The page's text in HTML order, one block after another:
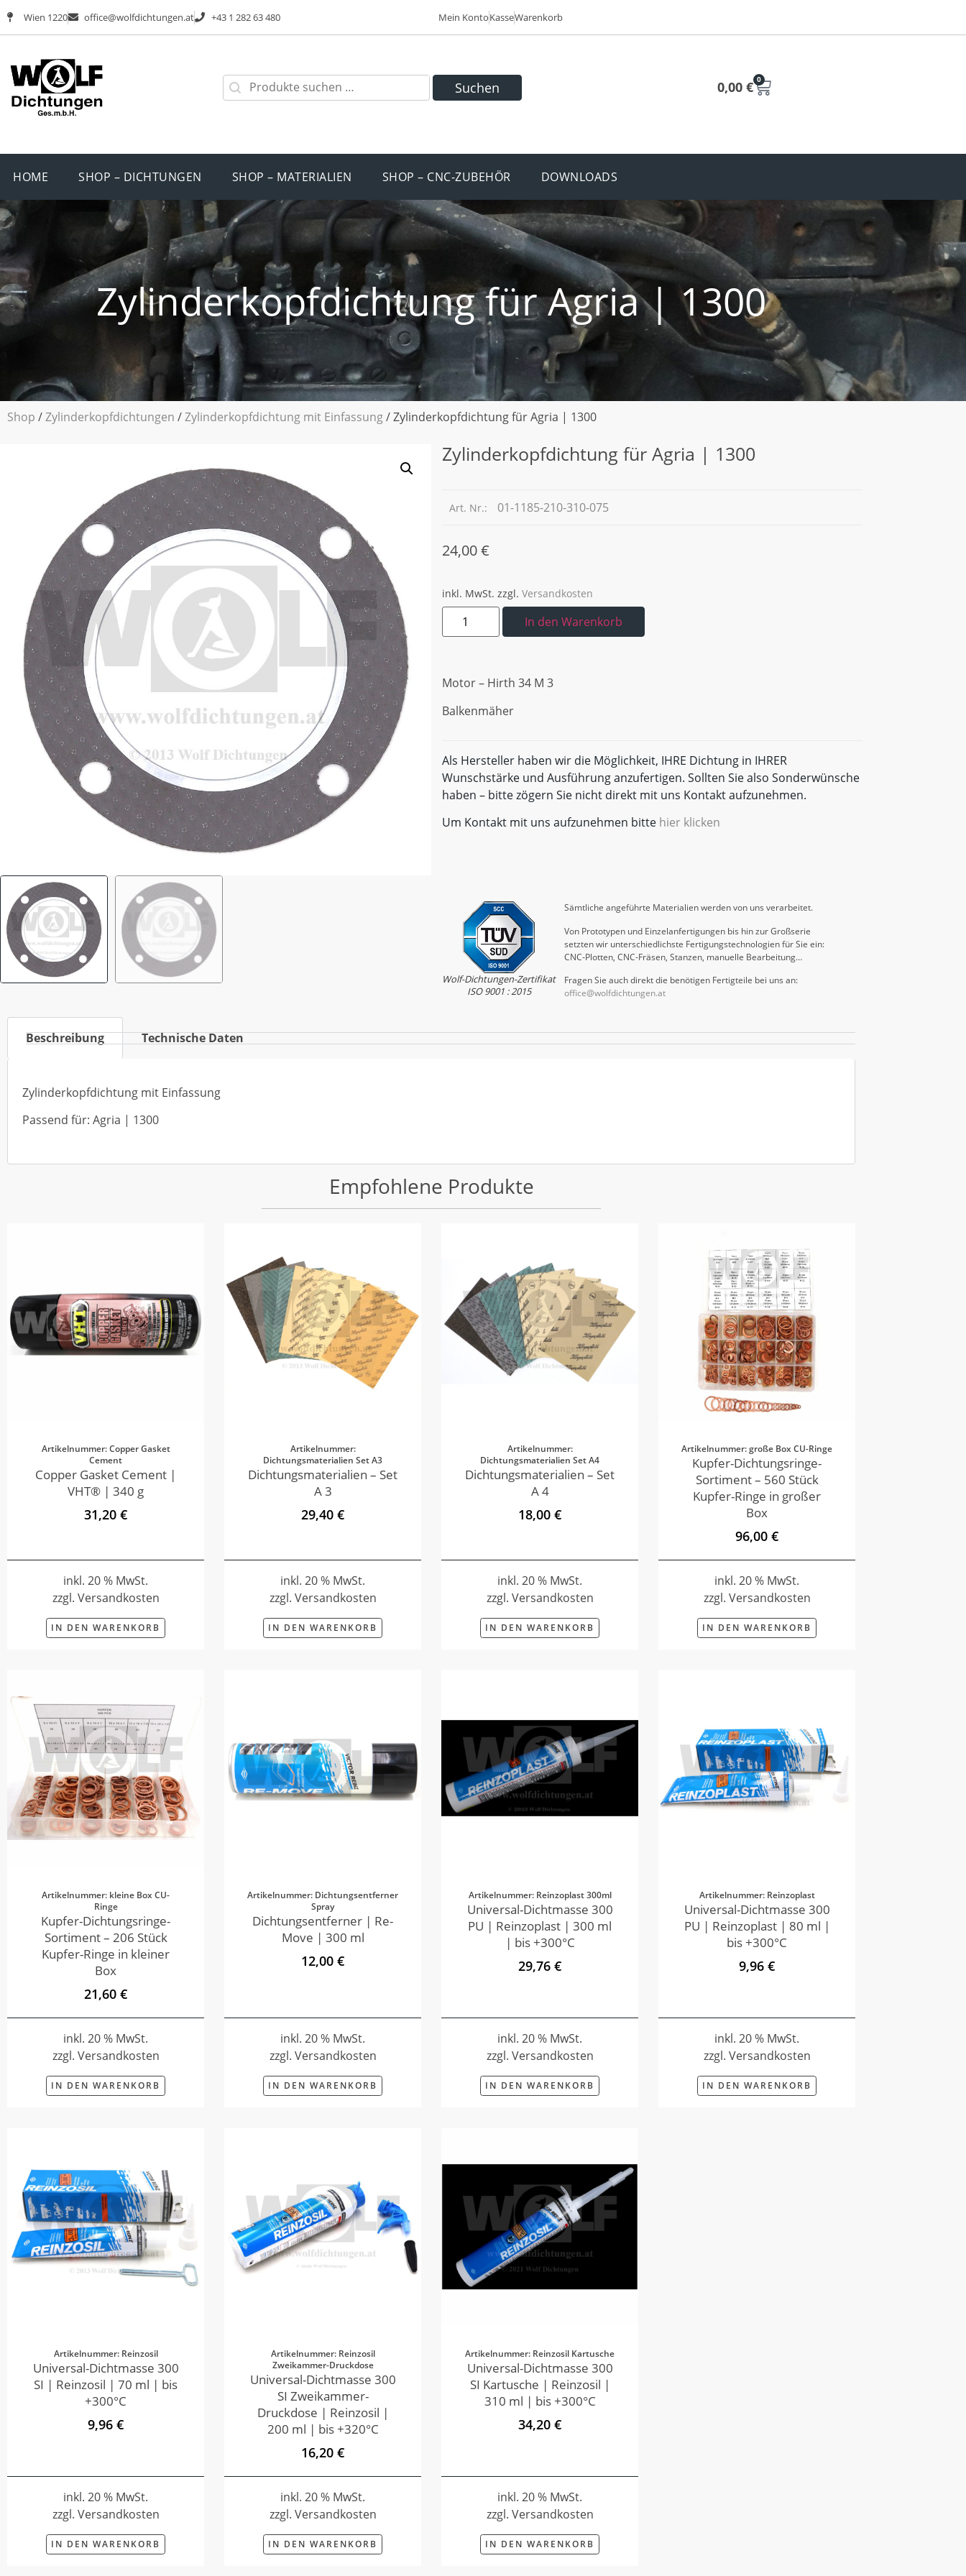
Wien 1220 office@wolfdichtungen.at +43 1 282 63 480 Mein KontoKasseWarenkorb
Suchen 0,00 € 0
HOME SHOP – DICHTUNGEN SHOP – MATERIALIEN SHOP – CNC-ZUBEHÖR DOWNLOADS
Zylinderkopfdichtung für Agria | 1300
Shop /Zylinderkopfdichtungen /Zylinderkopfdichtung mit Einfassung/ Zylinderkopfdichtung für Agria | 1300
Zylinderkopfdichtung für Agria | 1300
Art. Nr.: 01-1185-210-310-075
24,00€
inkl. MwSt. zzgl. Versandkosten
In den Warenkorb
Motor – Hirth 34 M 3
Balkenmäher
Als Hersteller haben wir die Möglichkeit, IHRE Dichtung in IHRER
Wunschstärke und Ausführung anzufertigen. Sollten Sie also Sonderwünsche
haben – bitte zögern Sie nicht direkt mit uns Kontakt aufzunehmen.
Um Kontakt mit uns aufzunehmen bitte hier klicken
Wolf-Dichtungen-Zertifikat
ISO 9001 : 2015
Sämtliche angeführte Materialien werden von uns verarbeitet.
Von Prototypen und Einzelanfertigungen bis hin zur Großserie
setzten wir unterschiedlichste Fertigungstechnologien für Sie ein:
CNC-Plotten, CNC-Fräsen, Stanzen, manuelle Bearbeitung…
Fragen Sie auch direkt die benötigen Fertigteile bei uns an:
office@wolfdichtungen.at
Beschreibung Technische Daten
Zylinderkopfdichtung mit Einfassung
Passend für: Agria | 1300
Empfohlene Produkte
Artikelnummer: Copper Gasket
Cement
Copper Gasket Cement |
VHT® | 340 g
31,20 €
inkl. 20 % MwSt.
zzgl. Versandkosten
IN DEN WARENKORB
Artikelnummer:
Dichtungsmaterialien Set A3
Dichtungsmaterialien – Set
A 3
29,40 €
inkl. 20 % MwSt.
zzgl. Versandkosten
IN DEN WARENKORB
Artikelnummer:
Dichtungsmaterialien Set A4
Dichtungsmaterialien – Set
A 4
18,00 €
inkl. 20 % MwSt.
zzgl. Versandkosten
IN DEN WARENKORB
Artikelnummer: große Box CU-Ringe
Kupfer-Dichtungsringe-
Sortiment – 560 Stück
Kupfer-Ringe in großer
Box
96,00 €
inkl. 20 % MwSt.
zzgl. Versandkosten
IN DEN WARENKORB
Artikelnummer: kleine Box CU-
Ringe
Kupfer-Dichtungsringe-
Sortiment – 206 Stück
Kupfer-Ringe in kleiner
Box
21,60 €
inkl. 20 % MwSt.
zzgl. Versandkosten
IN DEN WARENKORB
Artikelnummer: Dichtungsentferner
Spray
Dichtungsentferner | Re-
Move | 300 ml
12,00 €
inkl. 20 % MwSt.
zzgl. Versandkosten
IN DEN WARENKORB
Artikelnummer: Reinzoplast 300ml
Universal-Dichtmasse 300
PU | Reinzoplast | 300 ml
| bis +300°C
29,76 €
inkl. 20 % MwSt.
zzgl. Versandkosten
IN DEN WARENKORB
Artikelnummer: Reinzoplast
Universal-Dichtmasse 300
PU | Reinzoplast | 80 ml |
bis +300°C
9,96 €
inkl. 20 % MwSt.
zzgl. Versandkosten
IN DEN WARENKORB
Artikelnummer: Reinzosil
Universal-Dichtmasse 300
SI | Reinzosil | 70 ml | bis
+300°C
9,96 €
inkl. 20 % MwSt.
zzgl. Versandkosten
IN DEN WARENKORB
Artikelnummer: Reinzosil
Zweikammer-Druckdose
Universal-Dichtmasse 300
SI Zweikammer-
Druckdose | Reinzosil |
200 ml | bis +320°C
16,20 €
inkl. 20 % MwSt.
zzgl. Versandkosten
IN DEN WARENKORB
Artikelnummer: Reinzosil Kartusche
Universal-Dichtmasse 300
SI Kartusche | Reinzosil |
310 ml | bis +300°C
34,20 €
inkl. 20 % MwSt.
zzgl. Versandkosten
IN DEN WARENKORB